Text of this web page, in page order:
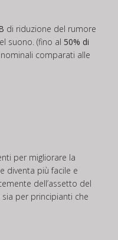
di riduzione del rumore
suono. (fino al 50% di
comparati alle
per migliorare la
diventa più facile e
dell’assetto del
sia per principianti che